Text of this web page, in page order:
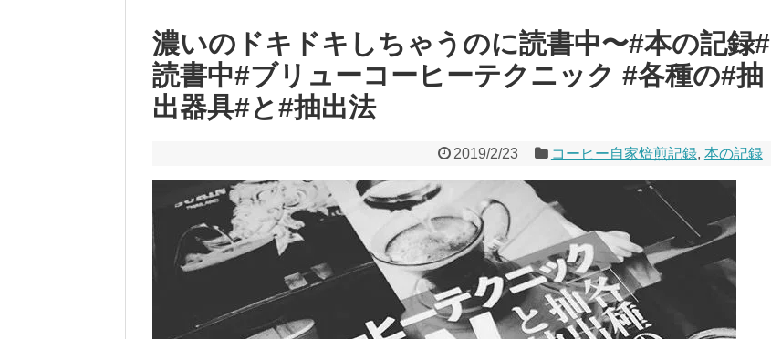
濃いのドキドキしちゃうのに️読書中〜#本の記録#
読書中#ブリューコーヒーテクニック #各種の#抽
出器具#と#抽出法
2019/2/23 コーヒー自家焙煎記録, 本の記録